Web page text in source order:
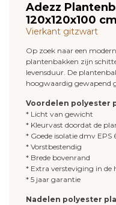
Adezz
120x120x100
Vierkant gitzwart
Op zoek naar een
plantenbakken zijn
levensduur. De
hoogwaardig gewapend
Voordelen polyester
* Licht van gewicht
* Kleurvast doordat de
* Goede isolatie dmv
* Vorstbestendig
* Brede bovenrand
* Extra versteviging in de
* 5 jaar garantie
Nadelen polyester